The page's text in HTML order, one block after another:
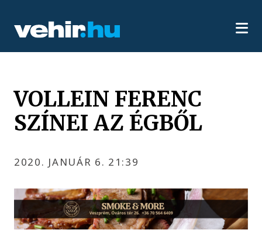
VOLLEIN FERENC
SZÍNEI AZ ÉGBŐL
2020. JANUÁR 6. 21:39